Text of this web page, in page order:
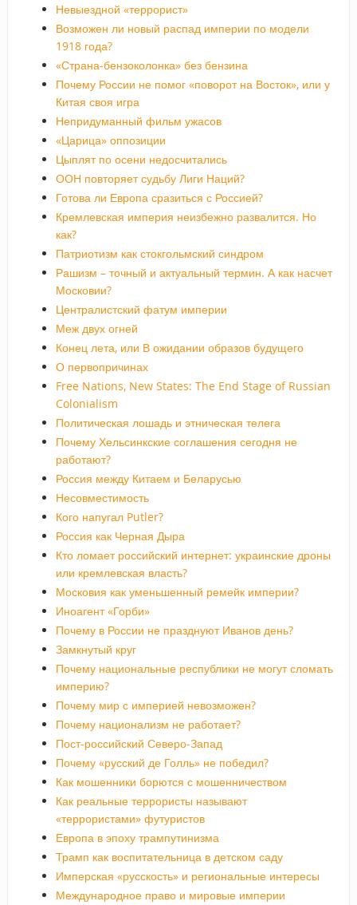
Невыездной «террорист»
Возможен ли новый распад империи по модели
1918 года?
«Страна-бензоколонка» без бензина
Почему России не помог «поворот на Восток», или у
Китая своя игра
Непридуманный фильм ужасов
«Царица» оппозиции
Цыплят по осени недосчитались
ООН повторяет судьбу Лиги Наций?
Готова ли Европа сразиться с Россией?
Кремлевская империя неизбежно развалится. Но
как?
Патриотизм как стокгольмский синдром
Рашизм – точный и актуальный термин. А как насчет
Московии?
Централистский фатум империи
Меж двух огней
Конец лета, или В ожидании образов будущего
О первопричинах
Free Nations, New States: The End Stage of Russian
Colonialism
Политическая лошадь и этническая телега
Почему Хельсинкские соглашения сегодня не
работают?
Россия между Китаем и Беларусью
Несовместимость
Кого напугал Putler?
Россия как Черная Дыра
Кто ломает российский интернет: украинские дроны
или кремлевская власть?
Московия как уменьшенный ремейк империи?
Иноагент «Горби»
Почему в России не празднуют Иванов день?
Замкнутый круг
Почему национальные республики не могут сломать
империю?
Почему мир с империей невозможен?
Почему национализм не работает?
Пост-российский Северо-Запад
Почему «русский де Голль» не победил?
Как мошенники борются с мошенничеством
Как реальные террористы называют
«террористами» футуристов
Европа в эпоху трампутинизма
Трамп как воспитательница в детском саду
Имперская «русскость» и региональные интересы
Международное право и мировые империи